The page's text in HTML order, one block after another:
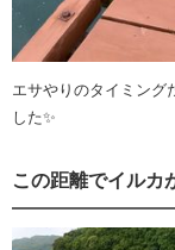
エサやりのタイミング
した✨
この距離でイルカ